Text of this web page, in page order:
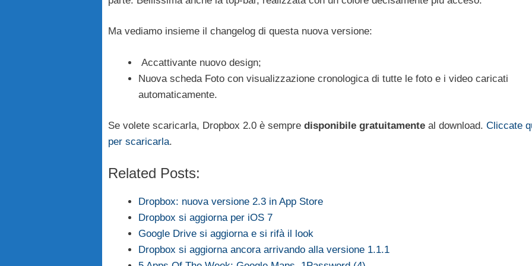
Ma vediamo insieme il changelog di questa nuova versione:
Accattivante nuovo design;
Nuova scheda Foto con visualizzazione cronologica di tutte le foto e i video caricati
automaticamente.
Se volete scaricarla, Dropbox 2.0 è sempre disponibile gratuitamente al download. Cliccate
per scaricarla.
Related Posts:
Dropbox: nuova versione 2.3 in App Store
Dropbox si aggiorna per iOS 7
Google Drive si aggiorna e si rifà il look
Dropbox si aggiorna ancora arrivando alla versione 1.1.1